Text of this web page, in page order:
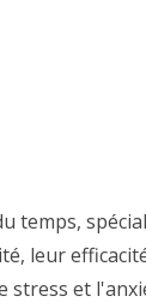
temps,
leur
et